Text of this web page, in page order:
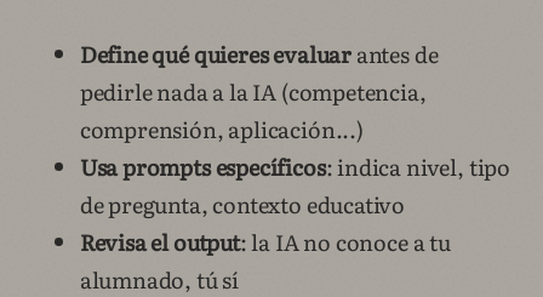
Define qué quieres evaluarantes de
pedirle nada a la IA (competencia,
comprensión, aplicación...)
Usa prompts específicos: indica nivel, tipo
de pregunta, contexto educativo
Revisa el output: la IA no conoce a tu
alumnado, tú sí